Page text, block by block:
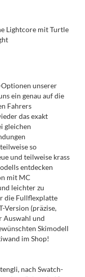
Lightcore mit Turtle
unserer
ein genau auf die
Fahrers
das exakt
gleichen
so
und teilweise krass
entdecken
mit MC
leichter zu
die Fullflexplatte
Version (präzise,
Auswahl und
Skimodell
im Shop!
nach Swatch-